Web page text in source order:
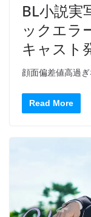
BL小説実
ックエラ
キャスト
顔面偏差値高過
Read More